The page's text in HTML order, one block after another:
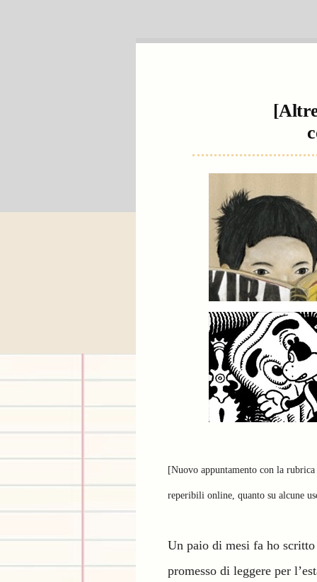
[Nuovo appuntamento con la rubrica
reperibili online, quanto su alcune
Un paio di mesi fa ho
promesso di leggere per